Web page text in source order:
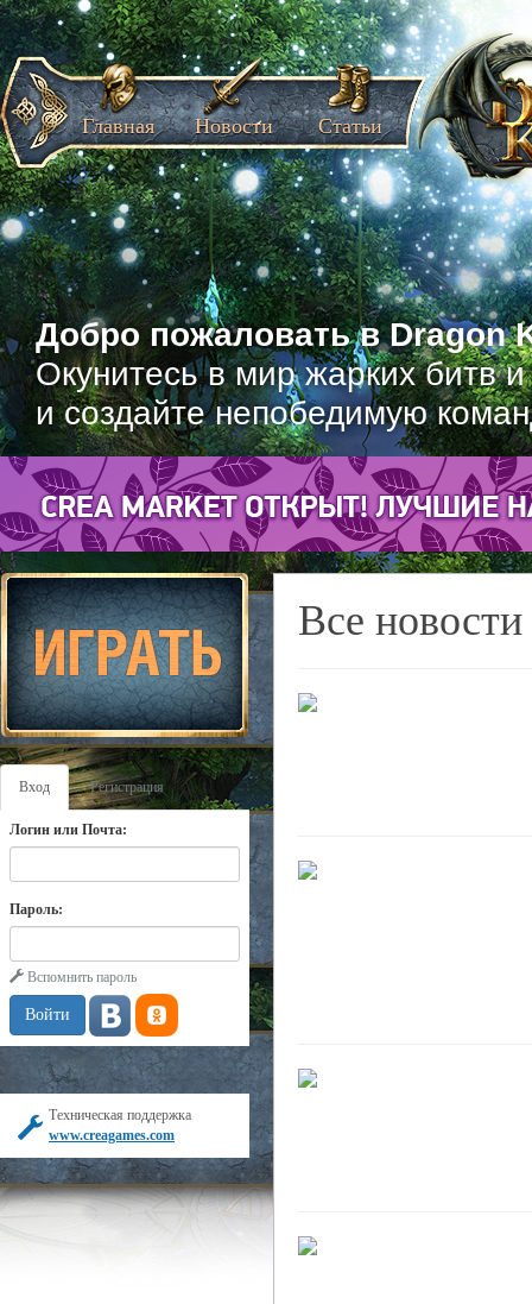
Добро пожаловать в Dragon
Окунитесь в мир жарких битв
и создайте непобедимую
Главная Новости Статьи
Вход Регистрация
Логин или Почта:
Пароль:
Вспомнить пароль
Техническая поддержка
www.creagames.com
Все новости